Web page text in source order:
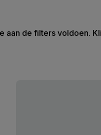
aan de filters voldoen.